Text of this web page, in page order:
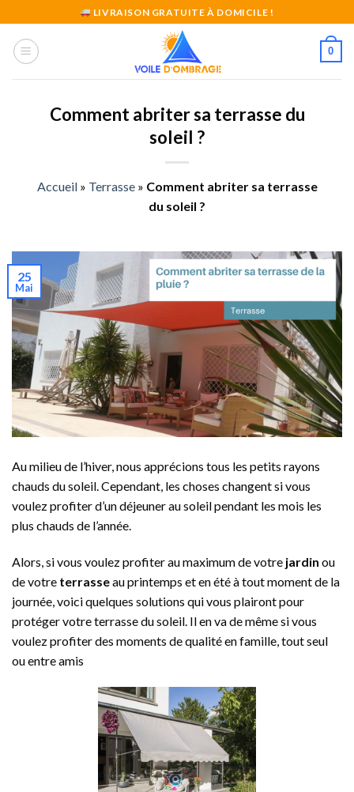
to
content
LIVRAISON GRATUITE À DOMICILE !
0
Comment abriter sa terrasse du
soleil ?
Accueil» Terrasse» Comment abriter sa terrasse
du soleil ?
25
Mai
Au milieu de l’hiver, nous apprécions tous les petits rayons
chauds du soleil. Cependant, les choses changent si vous
voulez profiter d’un déjeuner au soleil pendant les mois les
plus chauds de l’année.
Alors, si vous voulez profiter au maximum de votre jardin ou
de votre terrasseau printemps et en été à tout moment de la
journée, voici quelques solutions qui vous plairont pour
protéger votre terrasse du soleil. Il en va de même si vous
voulez profiter des moments de qualité en famille, tout seul
ou entre amis